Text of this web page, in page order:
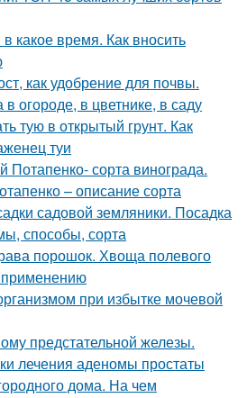
какое время. Как вносить
как удобрение для почвы.
огороде, в цветнике, в саду
тую в открытый грунт. Как
туи
Потапенко- сорта винограда.
– описание сорта
садовой земляники. Посадка
способы, сорта
порошок. Хвоща полевого
применению
при избытке мочевой
предстательной железы.
лечения аденомы простаты
дома. На чем